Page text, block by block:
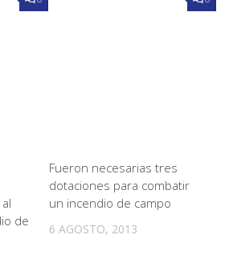
de
Fueron necesarias tres
dotaciones para combatir
un incendio de campo
6 AGOSTO, 2013